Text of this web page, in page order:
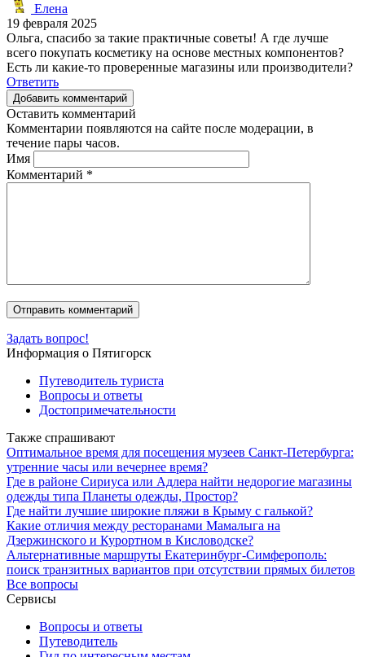
Елена
19 февраля 2025
Ольга, спасибо за такие практичные советы! А где лучше
всего покупать косметику на основе местных компонентов?
Есть ли какие-то проверенные магазины или производители?
Ответить
Добавить комментарий
Оставить комментарий
Комментарии появляются на сайте после модерации, в
течение пары часов.
Имя
Комментарий *
Задать вопрос!
Информация о Пятигорск
Путеводитель туриста
Вопросы и ответы
Достопримечательности
Также спрашивают
Оптимальное время для посещения музеев Санкт-Петербурга:
утренние часы или вечернее время?
Где в районе Сириуса или Адлера найти недорогие магазины
одежды типа Планеты одежды, Простор?
Где найти лучшие широкие пляжи в Крыму с галькой?
Какие отличия между ресторанами Мамалыга на
Дзержинского и Курортном в Кисловодске?
Альтернативные маршруты Екатеринбург-Симферополь:
поиск транзитных вариантов при отсутствии прямых билетов
Все вопросы
Сервисы
Вопросы и ответы
Путеводитель